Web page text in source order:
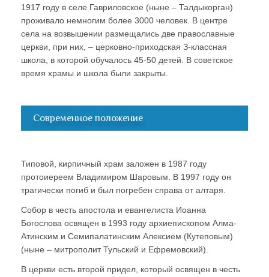
1917 году в селе Гавриловское (ныне – Талдыкорган)
проживало немногим более 3000 человек. В центре
села на возвышении размещались две православные
церкви, при них, – церковно-приходская З-классная
школа, в которой обучалось 45-50 детей. В советское
время храмы и школа были закрыты.
Современное положение
Типовой, кирпичный храм заложен в 1987 году
протоиереем Владимиром Шаровым. В 1997 году он
трагически погиб и был погребен справа от алтаря.
Собор в честь апостола и евангелиста Иоанна
Богослова освящен в 1993 году архиепископом Алма-
Атинским и Семипалатинским Алексием (Кутеповым)
(ныне – митрополит Тульский и Ефремовский).
В церкви есть второй придел, который освящен в честь